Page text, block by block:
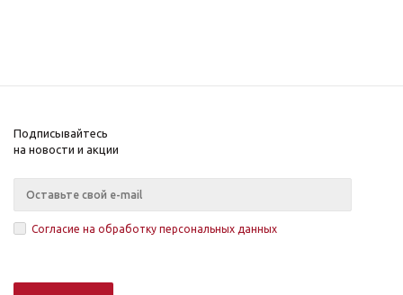
Подписывайтесь
на новости и акции
Согласие на обработку персональных данных